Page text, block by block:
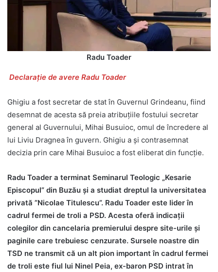
Radu Toader
Declarație de avere Radu Toader
Ghigiu a fost secretar de stat în Guvernul Grindeanu, fiind
desemnat de acesta să preia atribuțiile fostului secretar
general al Guvernului, Mihai Busuioc, omul de încredere al
lui Liviu Dragnea în guvern. Ghigiu a și contrasemnat
decizia prin care Mihai Busuioc a fost eliberat din funcție.
Radu Toader a terminat Seminarul Teologic „Kesarie
Episcopul” din Buzău și a studiat dreptul la universitatea
privată ”Nicolae Titulescu”. Radu Toader este lider în
cadrul fermei de troli a PSD. Acesta oferă indicații
colegilor din cancelaria premierului despre site-urile și
paginile care trebuiesc cenzurate. Sursele noastre din
TSD ne transmit că un alt pion important în cadrul fermei
de troli este fiul lui Ninel Peia, ex-baron PSD intrat în